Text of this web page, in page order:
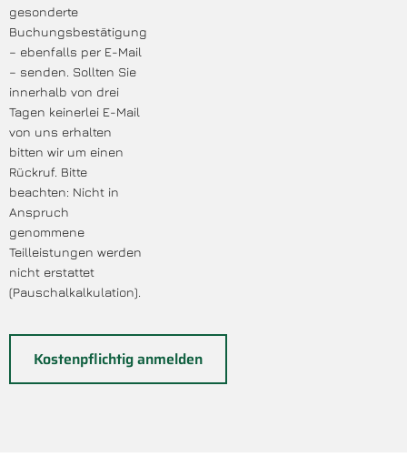
gesonderte
Buchungsbestätigung
– ebenfalls per E-Mail
– senden. Sollten Sie
innerhalb von drei
Tagen keinerlei E-Mail
von uns erhalten
bitten wir um einen
Rückruf. Bitte
beachten: Nicht in
Anspruch
genommene
Teilleistungen werden
nicht erstattet
(Pauschalkalkulation).